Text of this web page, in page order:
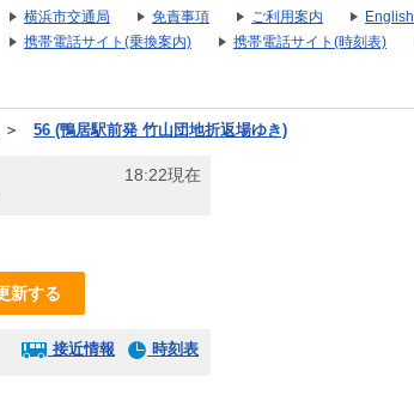
横浜市交通局 免責事項 ご利用案内 English
携帯電話サイト(乗換案内)
携帯電話サイト(時刻表)
＞ 56 (鴨居駅前発 竹山団地折返場ゆき)
18:22現在
新する
接近情報 時刻表